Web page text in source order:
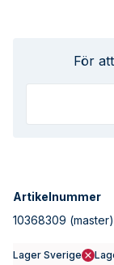
För
Artikelnummer
10368309 (master)
Lager Sverige